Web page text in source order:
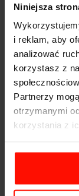
Niniejsza
i reklam, aby
analizować
korzystasz z
Partnerzy
otrzymanymi
korzystania z
czy
nalotu.
innych
Barwa
być
Zużycie
boczki
Stan